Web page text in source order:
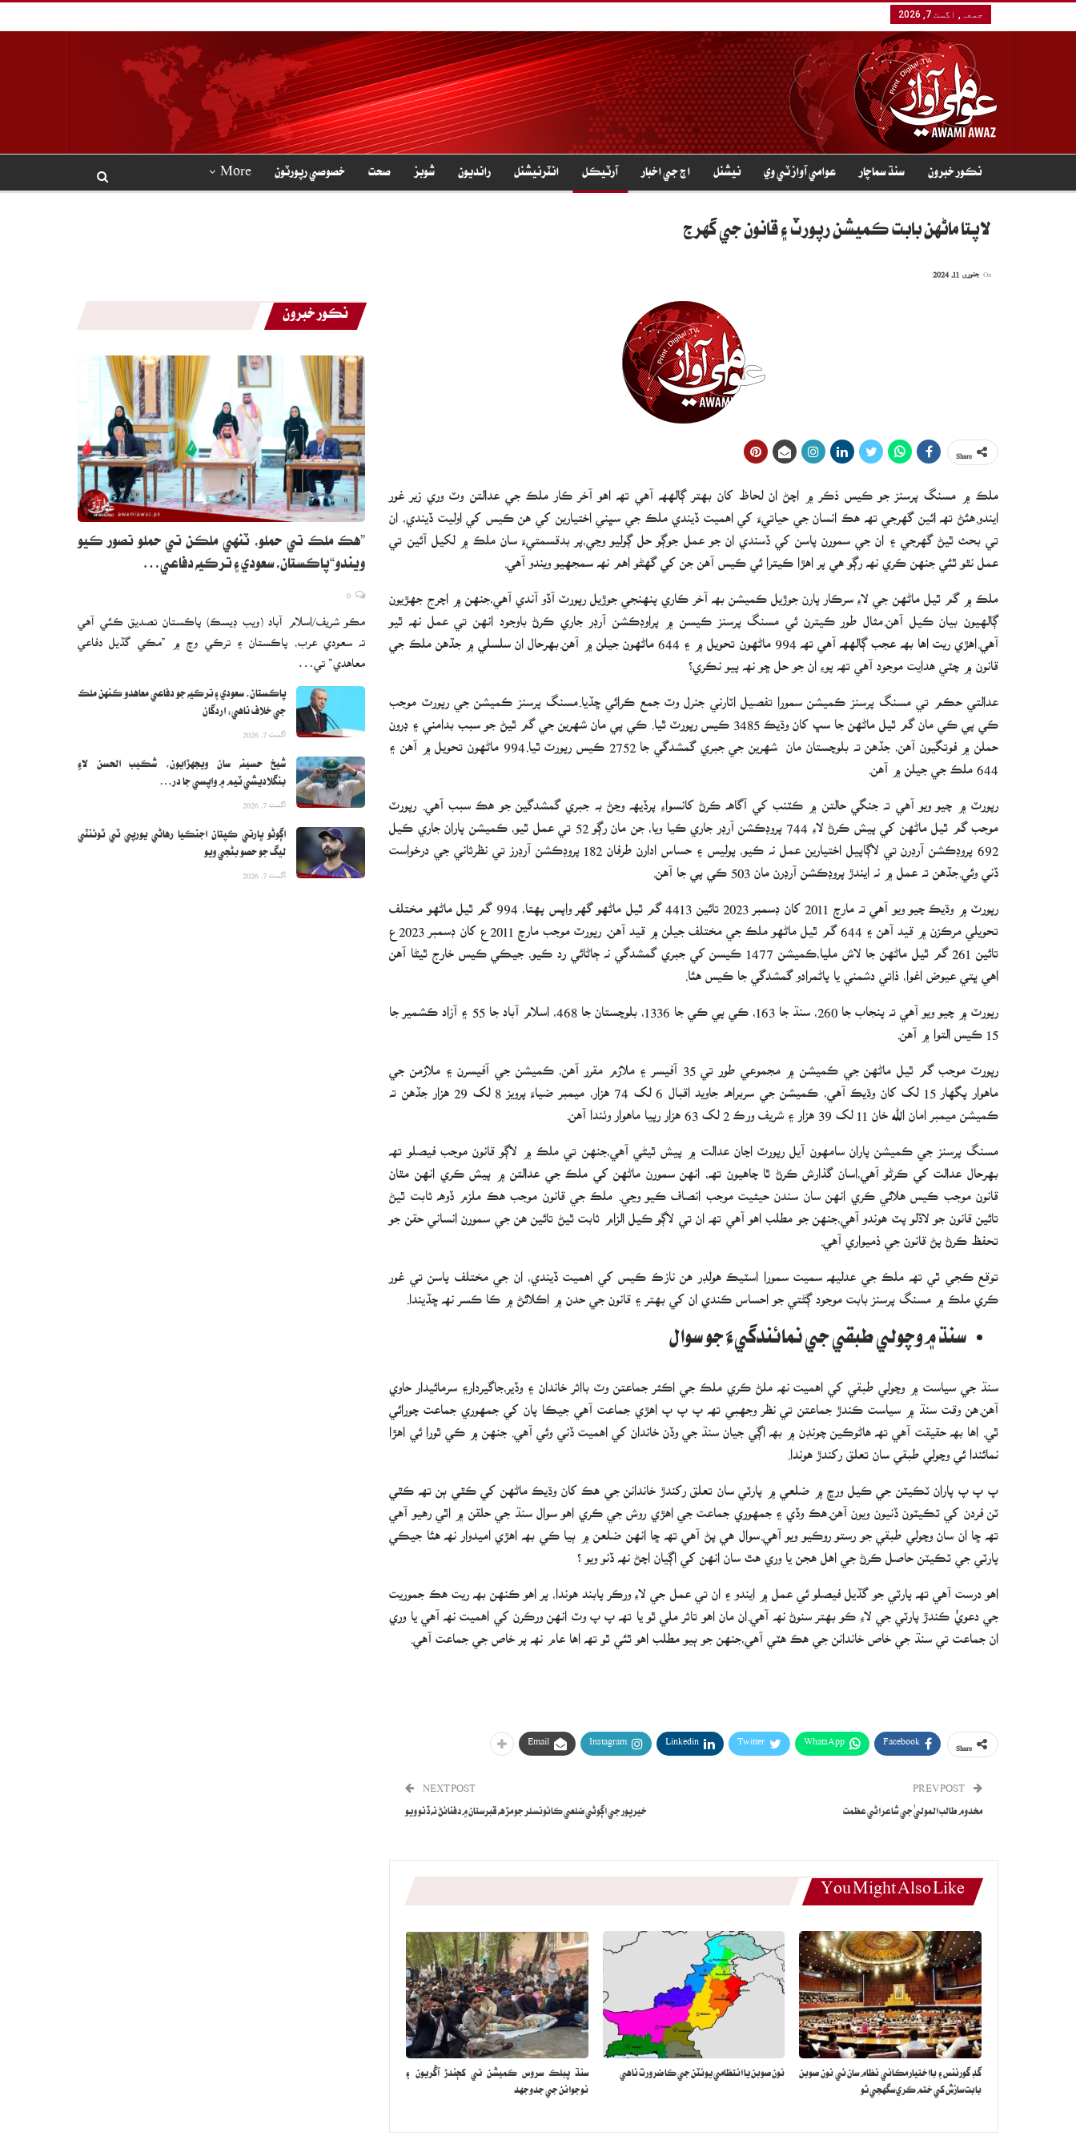
جمعہ, اگست 7, 2026
نڪور خبرون سنڌ سماچار عوامي آواز ٽي وي نيشنل اڄ جي اخبار آرٽيڪل انٽرنيشنل رانديون شوبز صحت خصوصي رپورٽون More
لاپتا ماڻهن بابت ڪميشن رپورٽ ۽ قانون جي گھرج
ملڪ ۾ مسنگ پرسنز جو ڪيس ذڪر ۾ اچڻ ان لحاظ کان بھتر ڳالهھ آھي تھ اھو آخر ڪار ملڪ جي عدالتن وٽ وري زير غور
ايندو.ھئڻ تھ ائين گھرجي تھ ھڪ انسان جي حياتيءَ کي اھميت ڏيندي ملڪ جي سڀني اختيارين کي ھن ڪيس کي اوليت ڏيندي، ان
تي بحث ٿيڻ گھرجي ۽ ان جي سمورن پاسن کي ڏسندي ان جو عمل جوڳو حل ڳوليو وڃي،پر بدقسمتيءَ سان ملڪ ۾ لکيل آئين تي
عمل نٿو ٿئي جنھن ڪري نھ رڳو ھي پر اھڙا ڪيترا ئي ڪيس آھن جن کي گھڻو اھم نھ سمجھيو ويندو آھي.
ملڪ ۾ گم ٿيل ماڻھن جي لاءِ سرڪار پارن جوڙيل ڪميشن بھ آخر ڪاري پنھنجي جوڙيل رپورٽ آڏو آندي آھي،جنھن ۾ اچرج جھڙيون
ڳالھيون بيان ڪيل آھن.مثال طور ڪيترن ئي مسنگ پرسنز ڪيسن ۾ پراوڊڪشن آرڊر جاري ڪرڻ باوجود انھن تي عمل نھ ٿيو
آھي.اھڙي ريت اھا بھ عجب ڳالهھ آھي تھ 994 ماڻھون تحويل ۾ ۽ 644 ماڻھون جيلن ۾ آھن.بھرحال ان سلسلي ۾ جڏھن ملڪ جي
قانون ۾ چٽي ھدايت موجود آھي تھ پوءِ ان جو حل ڇو نھ پيو نڪري؟
عدالتي حڪم تي مسنگ پرسنز ڪميشن سمورا تفصيل اٽارني جنرل وٽ جمع ڪرائي ڇڏيا.مسنگ پرسنز ڪميشن جي رپورٽ موجب
ڪي پي ڪي مان گم ٿيل ماڻهن جا سڀ کان وڌيڪ 3485 ڪيس رپورٽ ٿيا. ڪي پي مان شهرين جي گم ٿيڻ جو سبب بدامني ۽ ڊرون
حملن ۾ فوتگيون آهن، جڏهن ته بلوچستان مان شهرين جي جبري گمشدگي جا 2752 ڪيس رپورٽ ٿيا.994 ماڻھون تحويل ۾ آھن ۽
رپورٽ ۾ چيو ويو آهي ته جنگي حالتن ۾ ڪٽنب کي آگاهه ڪرڻ کانسواءِ پرڏيهه وڃڻ به جبري گمشدگين جو هڪ سبب آهي. رپورٽ
موجب گم ٿيل ماڻهن کي پيش ڪرڻ لاءِ 744 پروڊڪشن آرڊر جاري ڪيا ويا، جن مان رڳو 52 تي عمل ٿيو، ڪميشن پاران جاري ڪيل
692 پروڊڪشن آرڊرن تي لاڳاپيل اختيارين عمل نه ڪيو، پوليس ۽ حساس ادارن طرفان 182 پروڊڪشن آرڊرز تي نظرثاني جي درخواست
ڏني وئي.جڏهن ته عمل ۾ نه ايندڙ پروڊڪشن آرڊرن مان 503 ڪي پي جا آهن.
رپورٽ ۾ وڌيڪ چيو ويو آهي ته مارچ 2011 کان ڊسمبر 2023 تائين 4413 گم ٿيل ماڻهو گهر واپس پهتا، 994 گم ٿيل ماڻهو مختلف
تائين 261 گم ٿيل ماڻهن جا لاش مليا،ڪميشن 1477 ڪيسن کي جبري گمشدگي نه ڄاڻائي رد ڪيو، جيڪي ڪيس خارج ٿيڻا آهن
اهي ڀتي عيوض اغوا، ذاتي دشمني يا پاڻمرادو گمشدگي جا ڪيس هئا.
رپورٽ ۾ چيو ويو آهي ته پنجاب جا 260، سنڌ جا 163، ڪي پي ڪي جا 1336، بلوچستان جا 468، اسلام آباد جا 55 ۽ آزاد ڪشمير جا
رپورٽ موجب گم ٿيل ماڻهن جي ڪميشن ۾ مجموعي طور تي 35 آفيسر ۽ ملازم مقرر آهن، ڪميشن جي آفيسرن ۽ ملازمن جي
ماهوار پگهار 15 لک کان وڌيڪ آهي، ڪميشن جي سربراهه جاويد اقبال 6 لک 74 هزار، ميمبر ضياءَ پرويز 8 لک 29 هزار جڏهن ته
ڪميشن ميمبر امان الله خان 11 لک 39 هزار ۽ شريف ورڪ 2 لک 63 هزار رپيا ماهوار وٺندا آهن.
مسنگ پرسنز جي ڪميشن پاران سامھون آيل رپورٽ اڃان عدالت ۾ پيش ٿيڻي آھي،جنھن تي ملڪ ۾ لاڳو قانون موجب فيصلو تھ
بھرحال عدالت کي ڪرڻو آھي،اسان گذارش ڪرڻ ٿا چاھيون تھ، انھن سمورن ماڻھن کي ملڪ جي عدالتن ۾ پيش ڪري انھن مٿان
قانون موجب ڪيس ھلائي ڪري انھن سان سندن حيثيت موجب انصاف ڪيو وڃي. ملڪ جي قانون موجب ھڪ ملزم ڏوھ ثابت ٿيڻ
تائين قانون جو لاڏلو پٽ ھوندو آھي،جنھن جو مطلب اھو آھي تھ ان تي لاڳو ڪيل الزام ثابت ٿيڻ تائين ھن جي سمورن انساني حقن جو
تحفظ ڪرڻ پڻ قانون جي ذميواري آھي.
توقع ڪجي ٿي تھ ملڪ جي عدليھ سميت سمورا اسٽيڪ ھولڊر ھن نازڪ ڪيس کي اھميت ڏيندي، ان جي مختلف پاسن تي غور
ڪري ملڪ ۾ مسنگ پرسنز بابت موجود ڳڻتي جو احساس ڪندي ان کي بھتر ۽ قانون جي حدن ۾ اڪلائڻ ۾ ڪا ڪسر نھ ڇڏيندا.
سنڌ ۾ وچولي طبقي جي نمائندگيءَ جو سوال
سنڌ جي سياست ۾ وچولي طبقي کي اھميت نھ ملڻ ڪري ملڪ جي اڪثر جماعتن وٽ بااثر خاندان ۽ وڏير،جاگيردار۽ سرمائيدار حاوي
آھن.ھن وقت سنڌ ۾ سياست ڪندڙ جماعتن تي نظر وجھبي تھ پ پ پ اھڙي جماعت آھي جيڪا پان کي جمھوري جماعت چورائي
ٿي. اھا بھ حقيقت آھي تھ ھاڻوڪين چونڊن ۾ بھ اڳي جيان سنڌ جي وڏن خاندان کي اھميت ڏني وئي آھي. جنھن ۾ ڪي ٿورا ئي اھڙا
نمائندا ئي وچولي طبقي سان تعلق رکندڙ ھوندا.
پ پ پ پاران ٽڪيٽن جي ڪيل ورڇ ۾ ضلعي ۾ پارٽي سان تعلق رکندڙ خاندانن جي ھڪ کان وڌيڪ ماڻھن کي ڪٿي ٻن تھ ڪٿي
ٽن فردن کي ٽڪيٽون ڏنيون ويون آھن.ھڪ وڏي ۽ جمھوري جماعت جي اھڙي روش جي ڪري اھو سوال سنڌ جي حلقن ۾ اٿي رھيو آھي
تھ ڇا ان سان وچولي طبقي جو رستو روڪيو ويو آھي.سوال ھي پڻ آھي تھ ڇا انھن ضلعن ۾ ٻيا ڪي بھ اھڙي اميدوار نھ ھئا جيڪي
پارٽي جي ٽڪيٽن حاصل ڪرڻ جي اھل ھجن يا وري ھٿ سان انھن کي اڳيان اچڻ نھ ڏنو ويو ؟
اھو درست آھي تھ پارٽي جو گڏيل فيصلو ئي عمل ۾ ايندو ۽ ان تي عمل جي لاءِ ورڪر پابند ھوندا، پر اھو ڪنھن بھ ريت ھڪ جموريت
جي دعويٰ ڪندڙ پارٽي جي لاءِ ڪو بھتر سنوڻ نھ آھي.ان مان اھو تاثر ملي ٿو يا تھ پ پ وٽ انھن ورڪرن کي اھميت نھ آھي يا وري
ان جماعت تي سنڌ جي خاص خاندانن جي ھڪ ھٽي آھي،جنھن جو ٻيو مطلب اھو ٿئي ٿو تھ اھا عام نھ پر خاص جي جماعت آھي.
Facebook
WhatsApp
Twitter
Linkedin
Instagram
Email
مخدوم طالب الموليٰ جي شاعراڻي عظمت
NEXT POST
خيرپور جي اڳوڻي ضلعي ڪائونسلر جو مڙهه قبرستان ۾ دفنائڻ نه ڏنو ويو
You Might Also Like
گڊ گورننس ۽ بااختيار مڪاني نظام سان ئي نون صوبن
بابت سازش کي ختم ڪري سگهجي ٿو
نون صوبن يا انتظامي يونٽن جي ڪا ضرورت ناهي
سنڌ پبلڪ سروس ڪميشن تي کڄندڙ آڱريون ۽
نوجوانن جي جدوجهد
نڪور خبرون
”هڪ ملڪ تي حملو، ٽنهي ملڪن تي حملو تصور ڪيو
ويندو“پاڪستان، سعودي ۽ ترڪيه دفاعي…
مڪو شريف/اسلام آباد (ويب ڊيسڪ) پاڪستان تصديق ڪئي آهي
ته سعودي عرب، پاڪستان ۽ ترڪي وچ ۾ ”مڪي گڏيل دفاعي
معاهدي“ تي…
پاڪستان، سعودي ۽ ترڪيه جو دفاعي معاهدو ڪنهن ملڪ
جي خلاف ناهي: اردگان
اگست 7, 2026
شيخ حسينه سان ويجهڙايون، شڪيب الحسن لاءِ
بنگلاديشي ٽيم ۾ واپسي جا در…
اگست 7, 2026
اڳوڻو ڀارتي ڪپتان اجنڪيا رهاڻي يورپي ٽي ٽوئنٽي
ليگ جو حصو بڻجي ويو
اگست 7, 2026